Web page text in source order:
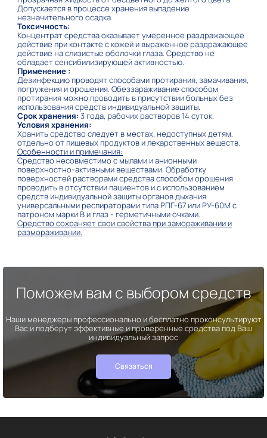
Допускается в процессе хранения выпадение
незначительного осадка.
Токсичность:
Концентрат средства оказывает умеренное раздражающее
действие при контакте с кожей и выраженное раздражающее
действие на слизистые оболочки глаза. Средство не
обладает сенсибилизирующей активностью.
Применение :
Дезинфекцию проводят способами протирания, замачивания,
погружения и орошения. Обеззараживание способом
протирания можно проводить в присутствии больных без
использования средств индивидуальной защиты.
Срок хранения:3 года, рабочих растворов 14 суток.
Условия хранения:
Хранить средство следует в местах, недоступных детям,
отдельно от пищевых продуктов и лекарственных веществ.
Особенности и примечания:
Средство несовместимо с мылами и анионными
поверхностно-активными веществами. Обработку
поверхностей растворами средства способом орошения
проводить в отсутствии пациентов и с использованием
средств индивидуальной защиты органов дыхания
универсальными респираторами типа РПГ-67 или РУ-60М с
патроном марки В и глаз - герметичными очками.
Средство сохраняет свои свойства при замораживании и
размораживании.
Поможем вам с выбором средств
Наши менеджеры профессионально и бесплатно проконсультируют
Вас и подберут эффективные и проверенные средства под Ваш
индивидуальный запрос
Связаться